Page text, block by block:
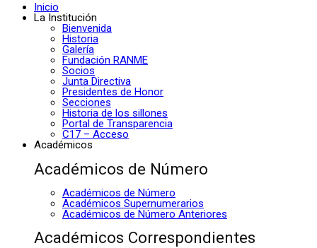
Inicio
La Institución
Bienvenida
Historia
Galería
Fundación RANME
Socios
Junta Directiva
Presidentes de Honor
Secciones
Historia de los sillones
Portal de Transparencia
C17 – Acceso
Académicos
Académicos de Número
Académicos de Número
Académicos Supernumerarios
Académicos de Número Anteriores
Académicos Correspondientes